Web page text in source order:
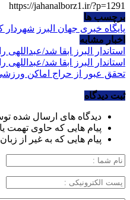
https://jahanalborz1.ir/?p=1291
برچسب ها
پایگاه خبری جهان البرز شهردار
اخبار مشابه
استاندار البرز ابقا شد/عبداللهی
استاندار البرز ابقا شد/عبداللهی
تحقق عبور از حراج اماکن
ثبت دیدگاه
دیدگاه های ارسال شده
پیام هایی که حاوی تهمت
پیام هایی که به غیر از